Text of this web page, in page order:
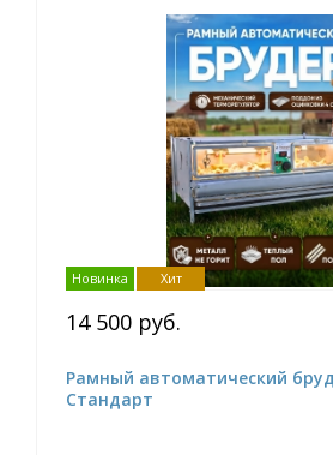
Новинка Хит
14 500 руб.
Рамный автоматический
Стандарт